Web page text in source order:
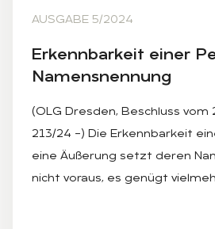
AUSGABE 5/2024
Er­kenn­bar­keit ei­ner
Na­mens­nen­nung
(OLG Dresden, Beschluss vom
213/24 –) Die Erkennbarkeit
eine Äußerung setzt deren
nicht voraus, es genügt